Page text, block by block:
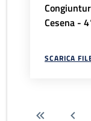
Cesena -
SCARICA